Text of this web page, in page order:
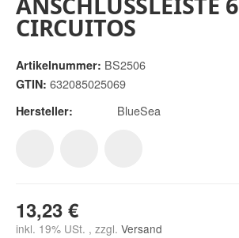
CIRCUITOS
Artikelnummer: BS2506
GTIN: 632085025069
Hersteller: BlueSea
13,23 €
inkl. 19% USt. , zzgl. Versand